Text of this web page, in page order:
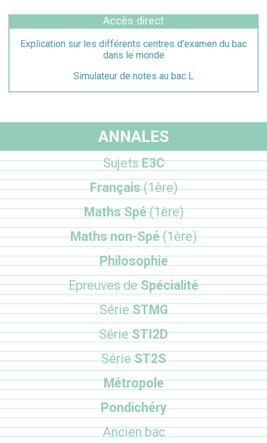
Accès direct
Explication sur les différents centres d'examen du bac
dans le monde
Simulateur de notes au bac L
ANNALES
SujetsE3C
Français(1ère)
Maths Spé(1ère)
Maths non-Spé(1ère)
Philosophie
Epreuves deSpécialité
SérieSTMG
SérieSTI2D
SérieST2S
Métropole
Pondichéry
Ancien bac